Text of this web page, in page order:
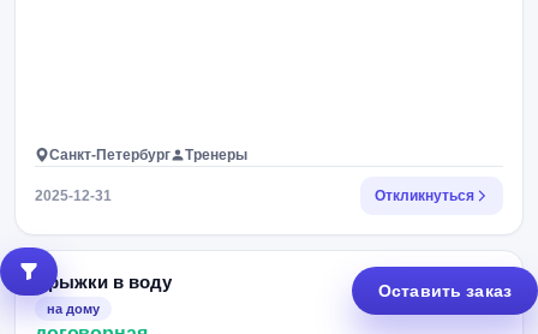
Санкт-Петербург Тренеры
2025-12-31 Откликнуться
Прыжки в воду
на дому
Оставить заказ